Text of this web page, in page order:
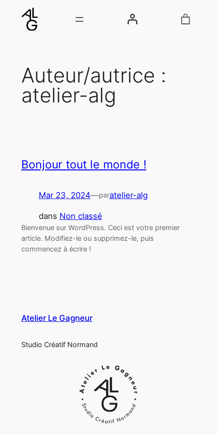
Auteur/autrice :
atelier-alg
Bonjour tout le monde !
Mar 23, 2024—paratelier-alg
dans Non classé
Bienvenue sur WordPress. Ceci est votre premier
article. Modifiez-le ou supprimez-le, puis
commencez à écrire !
Atelier Le Gagneur
Studio Créatif Normand